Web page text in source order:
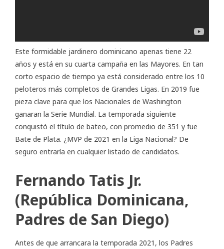
Este formidable jardinero dominicano apenas tiene 22
años y está en su cuarta campaña en las Mayores. En tan
corto espacio de tiempo ya está considerado entre los 10
peloteros más completos de Grandes Ligas. En 2019 fue
pieza clave para que los Nacionales de Washington
ganaran la Serie Mundial. La temporada siguiente
conquistó el título de bateo, con promedio de 351 y fue
Bate de Plata. ¿MVP de 2021 en la Liga Nacional? De
seguro entraría en cualquier listado de candidatos.
Fernando Tatis Jr.
(República Dominicana,
Padres de San Diego)
Antes de que arrancara la temporada 2021, los Padres